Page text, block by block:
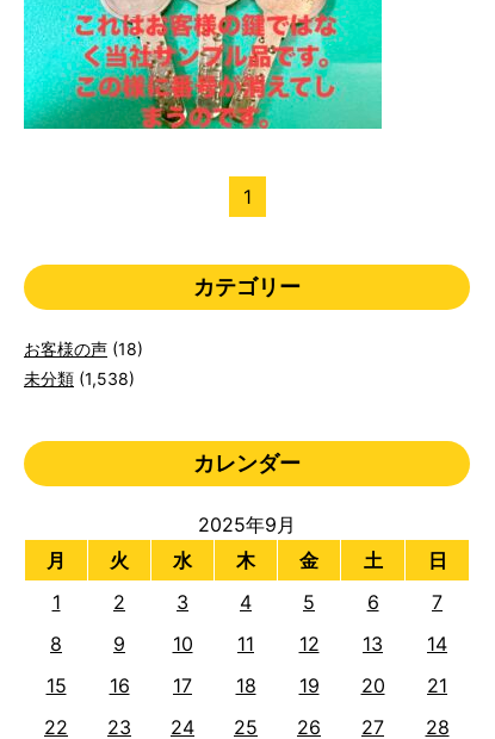
1
カテゴリー
お客様の声 (18)
未分類 (1,538)
カレンダー
2025年9月
月
火 水 木 金 土 日
1 2 3 4 5 6
7
8
9 10 11 12 13
14
15
16 17 18 19 20
21
22
23 24 25 26 27
28